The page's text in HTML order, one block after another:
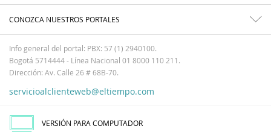
CONOZCA NUESTROS PORTALES
Info general del portal: PBX: 57 (1) 2940100.
Bogotá 5714444 - Línea Nacional 01 8000 110 211.
Dirección: Av. Calle 26 # 68B-70.
servicioalclienteweb@eltiempo.com
VERSIÓN PARA COMPUTADOR